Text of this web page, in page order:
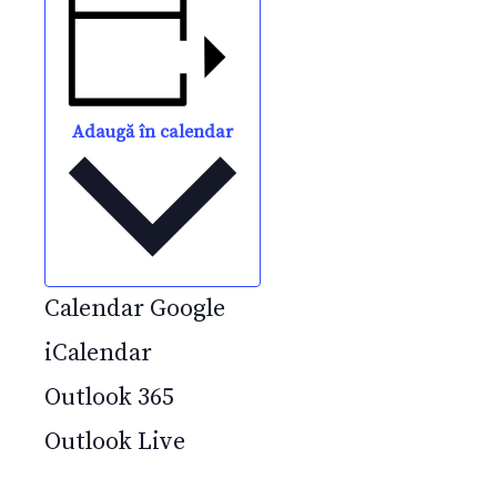
Adaugă în calendar
Calendar Google
iCalendar
Outlook 365
Outlook Live